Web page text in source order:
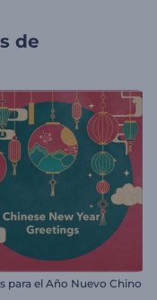
de
para el Año Nuevo Chino